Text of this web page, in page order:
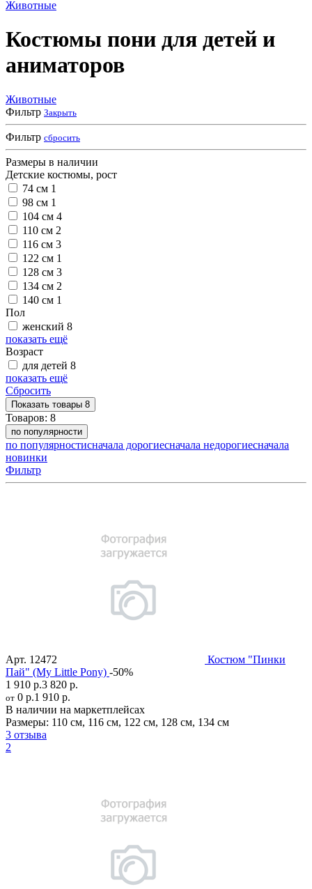
Животные
Костюмы пони для детей и
аниматоров
Животные
Фильтр Закрыть
Фильтр сбросить
Размеры в наличии
Детские костюмы, рост
74 см 1
98 см 1
104 см 4
110 см 2
116 см 3
122 см 1
128 см 3
134 см 2
140 см 1
Пол
женский 8
показать ещё
Возраст
для детей 8
показать ещё
Сбросить
Показать товары 8
Товаров: 8
по популярности
по популярностисначала дорогиесначала недорогиесначала
новинки
Фильтр
Арт. 12472
Костюм "Пинки
Пай" (My Little Pony) -50%
1 910 р.3 820 р.
от 0 р.1 910 р.
В наличии на маркетплейсах
Размеры: 110 см, 116 см, 122 см, 128 см, 134 см
3 отзыва
2